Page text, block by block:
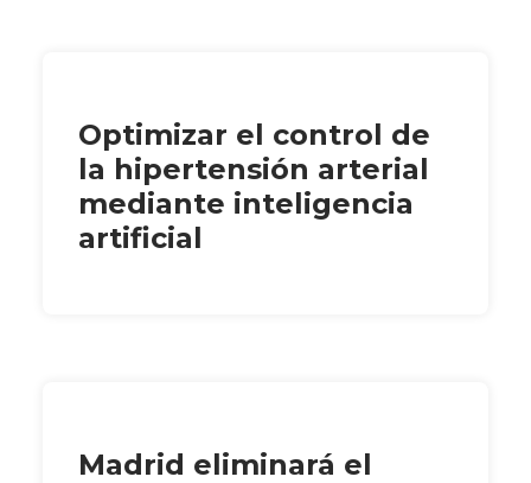
Optimizar el control de
la hipertensión arterial
mediante inteligencia
artificial
Madrid eliminará el